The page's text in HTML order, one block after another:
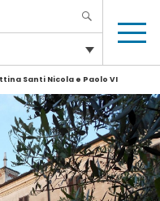
Santi Nicola e Paolo VI